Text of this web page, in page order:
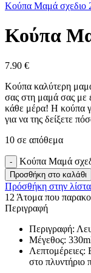
Κούπα Μαμά σχεδιο
Κούπα
7.90 €
Κούπα καλύτερη μαμά
σας στη μαμά σας με
κάθε μέρα! Η κούπα
για να της δείξετε
10 σε απόθεμα
Κούπα Μαμά
Προσθήκη στο καλάθι
Πρόσθήκη στην
12 Άτομα που
Περιγραφή
Περιγραφή:
Μέγεθος:
Λεπτομέρειες:
στο πλυντήριο